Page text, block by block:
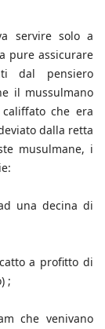
servire solo a
pure assicurare
dal pensiero
il mussulmano
che era
dalla retta
musulmane, i
una decina di
a profitto di
;
che venivano